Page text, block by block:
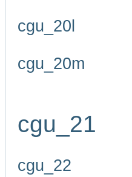
cgu_20l
cgu_20m
cgu_21
cgu_22